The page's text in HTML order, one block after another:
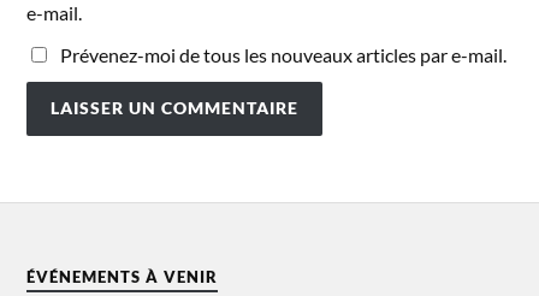
e-mail.
Prévenez-moi de tous les nouveaux articles par e-mail.
ÉVÉNEMENTS À VENIR